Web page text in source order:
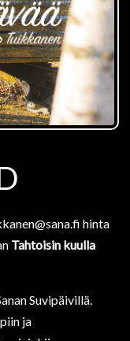
hinta
Tahtoisin kuulla
Suvipäivillä.
ja